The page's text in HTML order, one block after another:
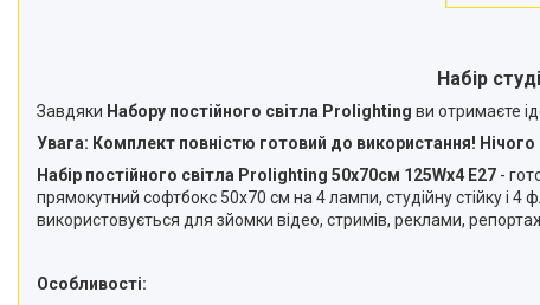
адаптери
Мікрофони, стійки, пантографи
Міні вітрові машини
Аксесуари для фото-
Набір
Завдяки Набору постійного світла Prolighting ви отримаєте
Увага: Комплект повністю готовий до використання!
Набір постійного світла Prolighting 50х70см 125Wх4 Е27 -
прямокутний софтбокс 50x70 см на 4 лампи, студійну стійку і
використовується для зйомки відео, стримів, реклами,
Особливості: